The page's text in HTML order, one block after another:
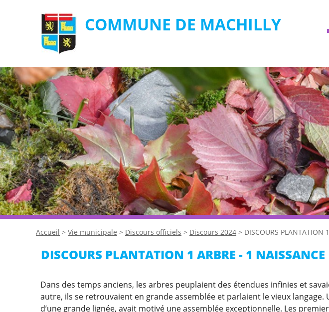
COMMUNE DE MACHILLY
Accueil > Vie municipale > Discours officiels > Discours 2024 > DISCOURS PLANTATION
DISCOURS PLANTATION 1 ARBRE - 1 NAISSANCE
Dans des temps anciens, les arbres peuplaient des étendues infinies et
autre, ils se retrouvaient en grande assemblée et parlaient le vieux
d’une grande lignée, avait motivé une assemblée exceptionnelle. Les